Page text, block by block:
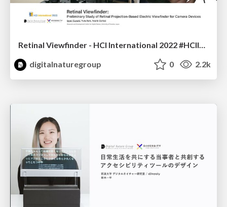
Retinal Viewfinder - HCI International 2022 #HCII2022 (Oral presentation by Ippei Suzuki)
digitalnaturegroup
0 2.2k